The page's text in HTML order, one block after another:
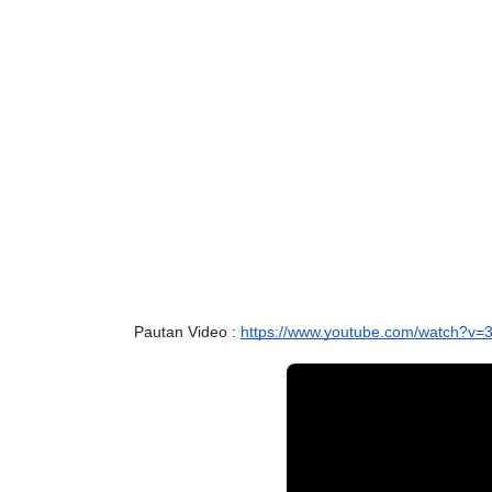
Pautan Video : https://www.youtube.com/